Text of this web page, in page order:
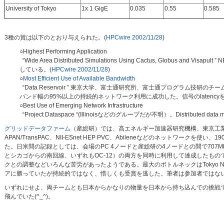
University of Tokyo 1x 1 GigE 0.035 0.55 0.585
3種の賞は以下のとおり与えられた。(HPCwire 2002/11/28)
○Highest Performing Application
“Wide Area Distributed Simulations Using Cactus, Globus and Visapult ”
している。(HPCwire 2002/11/28)
○Most Efficient Use of Available Bandwidth
“Data Reservoir ” 東京大学、富士通研究所、富士通プログラム技研のチ
バンド幅の95%以上の持続的ネットワーク利用に成功した。信号の
○Best Use of Emerging Network Infrastructure
“Project Dataspace “(Illinoisなどのグループだが不明）。Distributed data
グリッドデータファーム （産総研）では、高エネルギー加速器研究機構、東京
APAN/TransPAC、NII-ESnet HEP PVC、Abileneなどのネットワークを使い、
た。日米間の記録としては、会場のPC 4ノードと産総研の4ノードとの間で
とシカゴからの南回線、いずれもOC-12）の両方を同時に利用して達成したも
クとの調整などいろんな苦労があったようである。最大のボトルネックは
アに勝っていたが持続的ではなく、惜しくも受賞を逃した。筆者は参加者では
いずれにせよ、両チームとも日本からかなりの物量を日本から持ち込んでの挑
飛んでいた(^_^)。